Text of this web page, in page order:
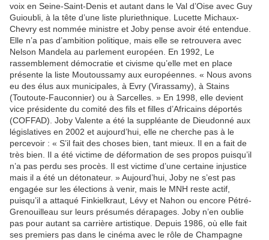
voix en Seine-Saint-Denis et autant dans le Val d’Oise avec Guy
Guioubli, à la tête d’une liste pluriethnique. Lucette Michaux-
Chevry est nommée ministre et Joby pense avoir été entendue.
Elle n’a pas d’ambition politique, mais elle se retrouvera avec
Nelson Mandela au parlement européen. En 1992, Le
rassemblement démocratie et civisme qu’elle met en place
présente la liste Moutoussamy aux européennes. « Nous avons
eu des élus aux municipales, à Evry (Virassamy), à Stains
(Toutoute-Fauconnier) ou à Sarcelles. » En 1998, elle devient
vice présidente du comité des fils et filles d’Africains déportés
(COFFAD). Joby Valente a été la suppléante de Dieudonné aux
législatives en 2002 et aujourd’hui, elle ne cherche pas à le
percevoir : « S’il fait des choses bien, tant mieux. Il en a fait de
très bien. Il a été victime de déformation de ses propos puisqu’il
n’a pas perdu ses procès. Il est victime d’une certaine injustice
mais il a été un détonateur. » Aujourd’hui, Joby ne s’est pas
engagée sur les élections à venir, mais le MNH reste actif,
puisqu’il a attaqué Finkielkraut, Lévy et Nahon ou encore Pétré-
Grenouilleau sur leurs présumés dérapages. Joby n’en oublie
pas pour autant sa carrière artistique. Depuis 1986, où elle fait
ses premiers pas dans le cinéma avec le rôle de Champagne